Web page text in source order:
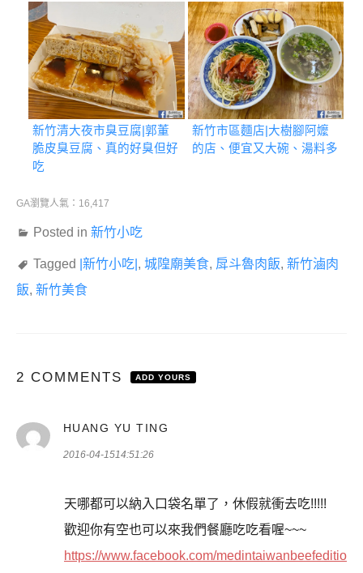
新竹清大夜市臭豆腐|郭董
脆皮臭豆腐、真的好臭但好
吃
新竹市區麵店|大樹腳阿嬤
的店、便宜又大碗、湯料多
GA瀏覽人氣：16,417
Posted in 新竹小吃
Tagged |新竹小吃| , 城隍廟美食, 戽斗魯肉飯, 新竹滷肉
飯, 新竹美食
2 COMMENTS ADD YOURS
HUANG YU TING
2016-04-1514:51:26
天哪都可以納入口袋名單了，休假就衝去吃!!!!!
歡迎你有空也可以來我們餐廳吃吃看喔~~~
https://www.facebook.com/medintaiwanbeefeditio